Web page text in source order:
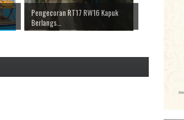
Pengecoran RT17 RW16 Kapuk
Berlangs...